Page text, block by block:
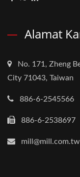
Alamat
No. 171, Zheng
City 71043, Taiwan
886-6-2545566
886-6-2538697
mill@mill.com.tw